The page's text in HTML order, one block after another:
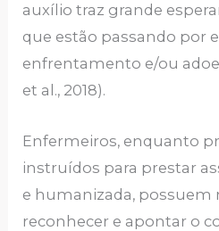
auxílio traz grande
que estão passando por
enfrentamento e/ou
et al., 2018).
Enfermeiros, enquanto
instruídos para prestar
e humanizada, possuem
reconhecer e apontar o